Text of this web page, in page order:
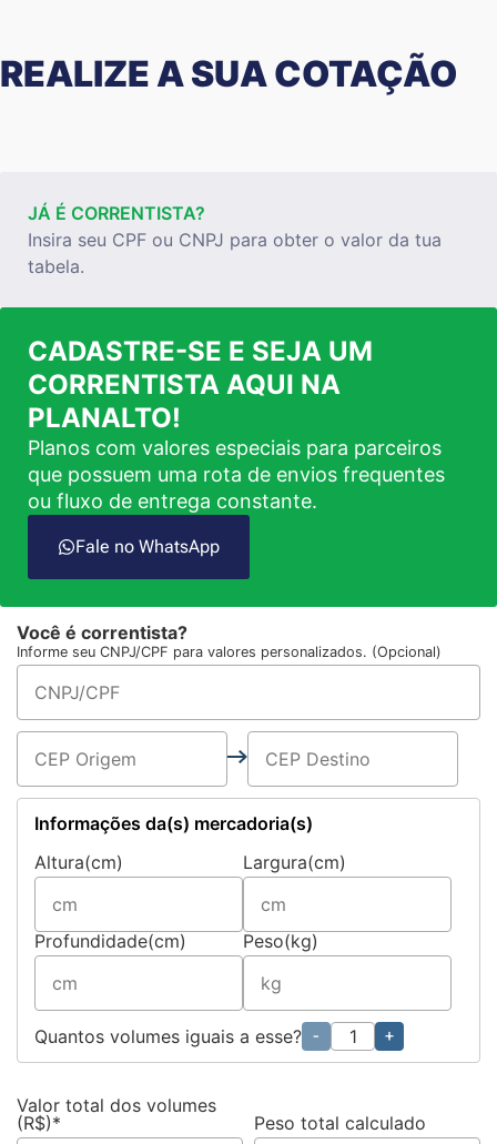
REALIZE A SUA COTAÇÃO
JÁ É CORRENTISTA?
Insira seu CPF ou CNPJ para obter o valor da tua
tabela.
CADASTRE-SE E SEJA UM
CORRENTISTA AQUI NA
PLANALTO!
Planos com valores especiais para parceiros
que possuem uma rota de envios frequentes
ou fluxo de entrega constante.
Fale no WhatsApp
Você é correntista?
Informe seu CNPJ/CPF para valores personalizados. (Opcional)
Informações da(s) mercadoria(s)
Altura(cm)
Largura(cm)
Profundidade(cm) Peso(kg)
Quantos volumes iguais a esse? - +
Valor total dos volumes
(R$)*
Peso total calculado